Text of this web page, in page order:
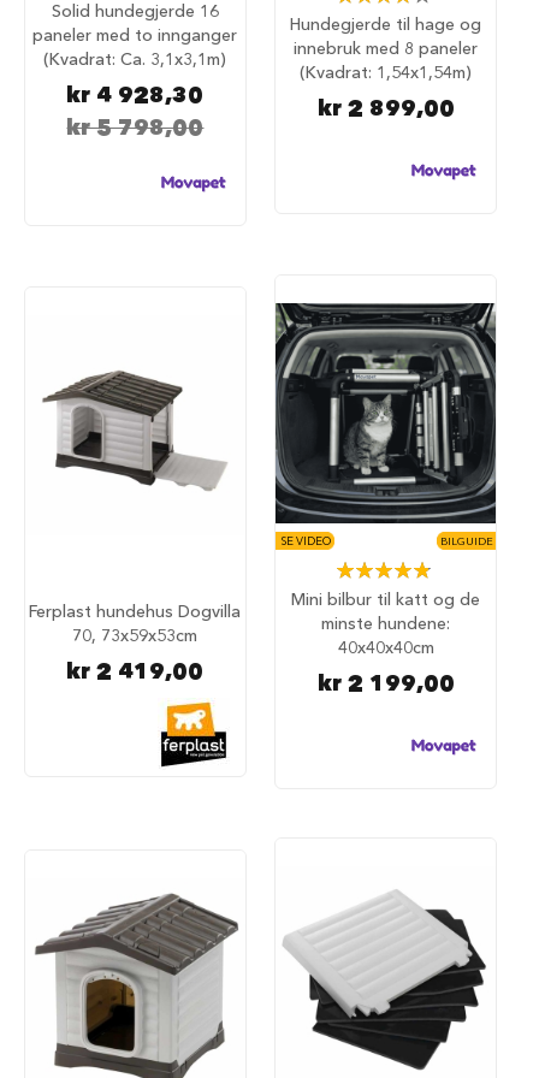
a
l
g
p
h
d
e
u
e
n
g
g
b
Solid hundegjerde 16
paneler med to innganger
(Kvadrat: Ca. 3,1x3,1m)
kr 4 928,30
kr 5 798,00
Hundegjerde til hage og
innebruk med 8 paneler
(Kvadrat: 1,54x1,54m)
84%
kr 2 899,00
Ferplast hundehus Dogvilla
70, 73x59x53cm
kr 2 419,00
SE VIDEO BILGUIDE
Mini bilbur til katt og de
minste hundene:
40x40x40cm
Rating:
98%
kr 2 199,00